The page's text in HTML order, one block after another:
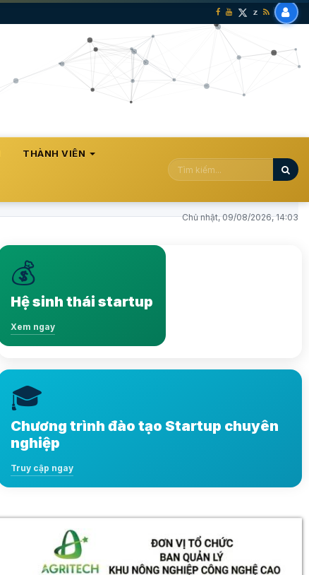
THÀNH VIÊN
Chủ nhật, 09/08/2026, 14:03
💰
Hệ sinh thái startup
Xem ngay
Nâng tầm hệ sinh thái Startup lên vị thế mới, phát
🎓
Chương trình đào tạo Startup chuyên
nghiệp
Truy cập ngay
Nội dung đa dạng, kiến thức chuẩn xác và phong
Truy cập ngay